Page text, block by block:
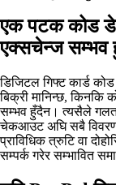
एक पटक कोड
एक्सचेन्ज सम्भव
डिजिटल गिफ्ट कार्ड
बिक्री मानिन्छ, किनकि
सम्भव हुँदैन। त्यसैले
चेकआउट अघि सबै विवरण
प्राविधिक त्रुटि वा
सम्पर्क गरेर सम्भावित